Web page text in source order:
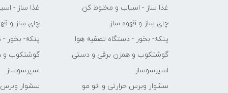
غذا ساز - اسیاب و مخلوط کن
چای ساز و قهوه ساز
پنکه- بخور - دستگاه تصفیه هوا
گوشتکوب و همزن برقی و دستی
اسپرسوساز
سشوار وبرس حرارتی و اتو مو
غذا ساز -
چای ساز و
پنکه- بخور -
گوشتکوب و
اسپرسوساز
سشوار وبرس